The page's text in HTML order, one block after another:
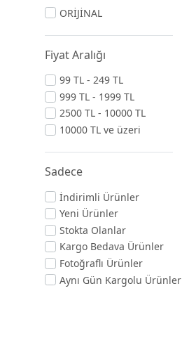
ORİJİNAL
Fiyat Aralığı
99 TL - 249 TL
999 TL - 1999 TL
2500 TL - 10000 TL
10000 TL ve üzeri
Sadece
İndirimli Ürünler
Yeni Ürünler
Stokta Olanlar
Kargo Bedava Ürünler
Fotoğraflı Ürünler
Aynı Gün Kargolu Ürünler